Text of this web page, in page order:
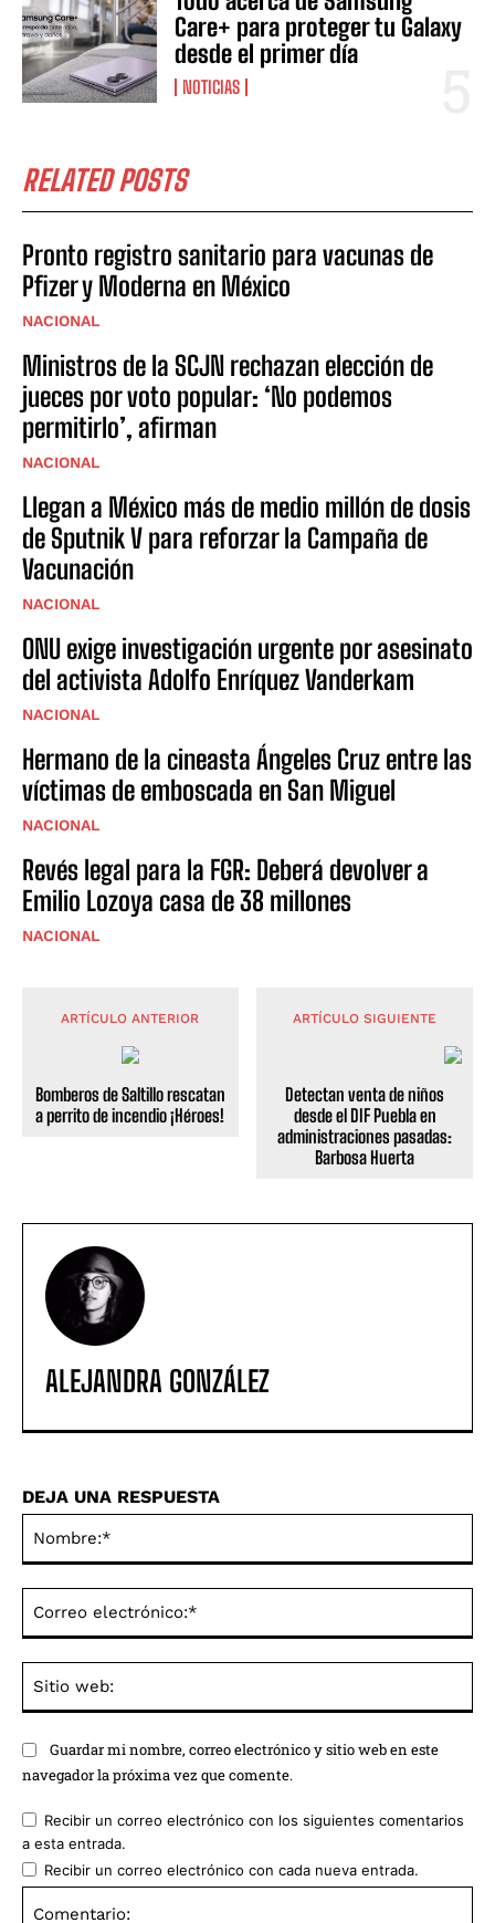
Care+ para proteger tu Galaxy
desde el primer día
NOTICIAS
RELATED POSTS
Pronto registro sanitario para vacunas de
Pfizer y Moderna en México
NACIONAL
Ministros de la SCJN rechazan elección de
jueces por voto popular: ‘No podemos
permitirlo’, afirman
NACIONAL
Llegan a México más de medio millón de dosis
de Sputnik V para reforzar la Campaña de
Vacunación
NACIONAL
ONU exige investigación urgente por asesinato
del activista Adolfo Enríquez Vanderkam
NACIONAL
Hermano de la cineasta Ángeles Cruz entre las
víctimas de emboscada en San Miguel
NACIONAL
Revés legal para la FGR: Deberá devolver a
Emilio Lozoya casa de 38 millones
NACIONAL
ARTÍCULO ANTERIOR
Bomberos de Saltillo rescatan
a perrito de incendio ¡Héroes!
ARTÍCULO SIGUIENTE
Detectan venta de niños
desde el DIF Puebla en
administraciones pasadas:
Barbosa Huerta
ALEJANDRA GONZÁLEZ
DEJA UNA RESPUESTA
Guardar mi nombre, correo electrónico y sitio web en este
navegador la próxima vez que comente.
Recibir un correo electrónico con los siguientes comentarios
a esta entrada.
Recibir un correo electrónico con cada nueva entrada.